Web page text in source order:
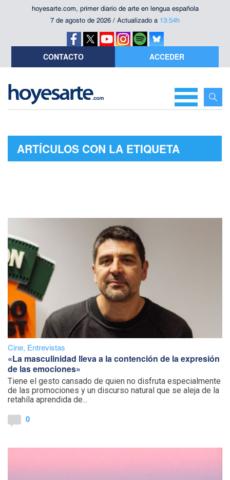
hoyesarte.com, primer diario de arte en lengua española
7 de agosto de 2026 / Actualizado a 13:54h
CONTACTO ACCEDER
ARTÍCULOS CON LA ETIQUETA
Cine, Entrevistas
«La masculinidad lleva a la contención de la expresión
de las emociones»
Tiene el gesto cansado de quien no disfruta especialmente
de las promociones y un discurso natural que se aleja de la
retahíla aprendida de...
0